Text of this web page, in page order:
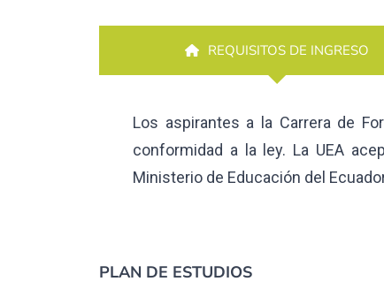
REQUISITOS DE INGRESO
Los aspirantes a la Carrera de
conformidad a la ley. La UEA
Ministerio de Educación del
PLAN DE ESTUDIOS